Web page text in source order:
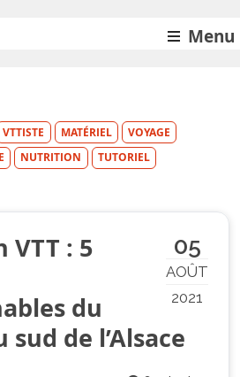
Menu
VTTISTE MATÉRIEL
VOYAGE
NUTRITION TUTORIEL
05
AOÛT
2021
VTT : 5
du
sud de l’Alsace